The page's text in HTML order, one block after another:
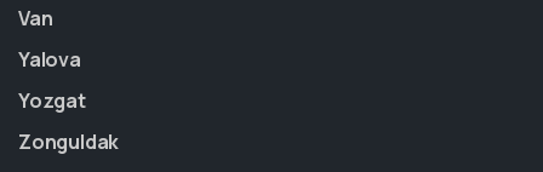
Van
Yalova
Yozgat
Zonguldak